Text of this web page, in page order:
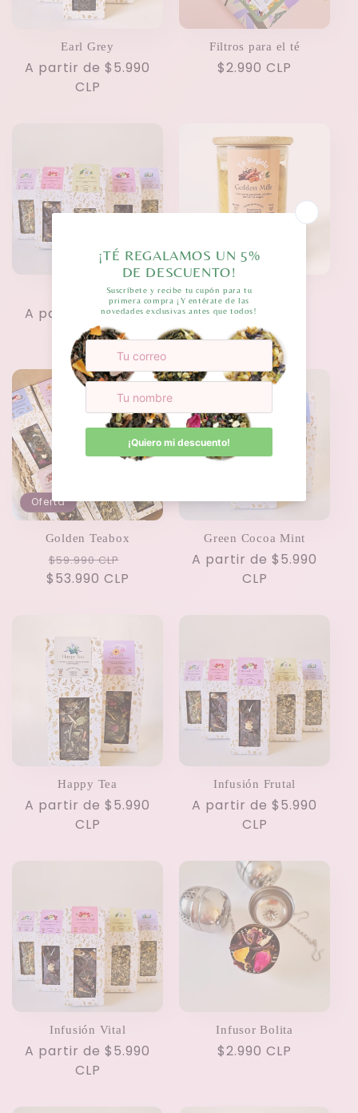
Earl Grey
Precio
A partir de $5.990
CLP
Filtros para el té
Precio
$2.990 CLP
Ginger Calm
Precio
A partir de $5.990
CLP
Golden Milk
Precio
habitual
$7.990 CLP
Oferta
Golden Teabox
Precio
habitual
$59.990 CLP
de
$53.990 CLP
Green Cocoa Mint
Precio
A partir de $5.990
CLP
Happy Tea
Precio
A partir de $5.990
CLP
Infusión Frutal
Precio
A partir de $5.990
CLP
Infusión Vital
Precio
A partir de $5.990
CLP
Infusor Bolita
Precio
$2.990 CLP